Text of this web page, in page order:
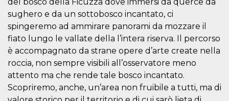
sughero e da un sottobosco incantato, ci
spingeremo ad ammirare panorami da mozzare il
fiato lungo le vallate della l’intera riserva. Il percorso
è accompagnato da strane opere d’arte create nella
roccia, non sempre visibili all’osservatore meno
attento ma che rende tale bosco incantato.
Scopriremo, anche, un’area non fruibile a tutti, ma di
su
le
pagina.
fr
Meta
Platform Inc.
.facebook.com
ID
used for
advertising.